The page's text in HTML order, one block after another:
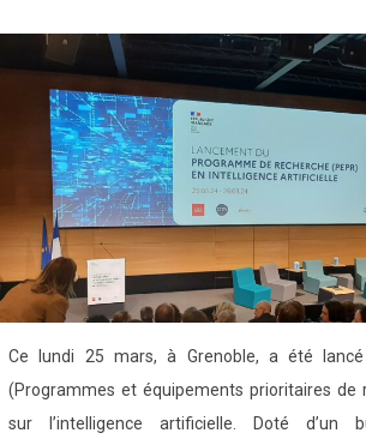
Ce lundi 25 mars, à Grenoble, a été lancé
(Programmes et équipements prioritaires de
sur l’intelligence artificielle. Doté d’un